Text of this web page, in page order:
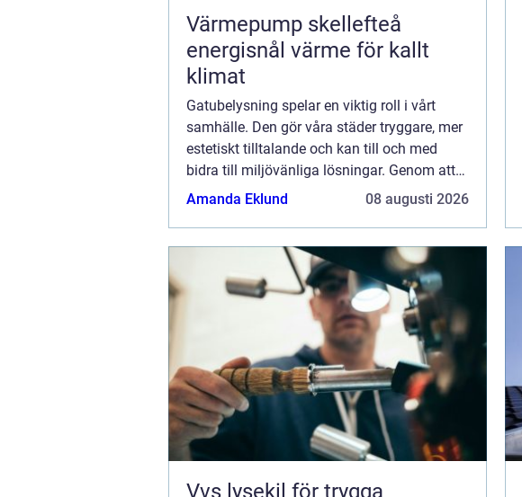
Värmepump skellefteå
energisnål värme för kallt
klimat
Gatubelysning spelar en viktig roll i vårt
samhälle. Den gör våra städer tryggare, mer
estetiskt tilltalande och kan till och med
bidra till miljövänliga lösningar. Genom att
utforska de olika aspekterna av g...
Amanda Eklund 08 augusti 2026
Vvs lysekil för trygga